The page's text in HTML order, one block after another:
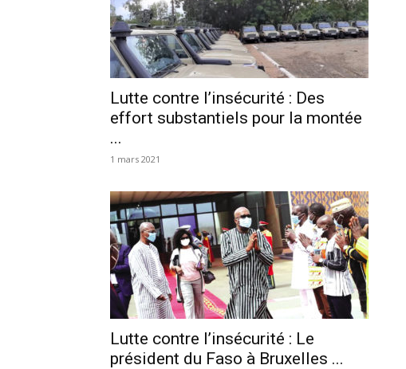
Lutte contre l’insécurité : Des
effort substantiels pour la montée
...
1 mars 2021
Lutte contre l’insécurité : Le
président du Faso à Bruxelles ...